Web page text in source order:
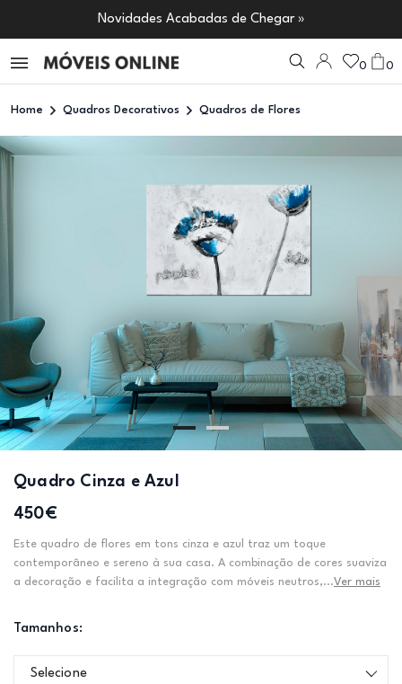
Novidades Acabadas de Chegar »
0 0
Home Quadros Decorativos Quadros de Flores
Quadro Cinza e Azul
450€
Este quadro de flores em tons cinza e azul traz um toque
contemporâneo e sereno à sua casa. A combinação de cores suaviza
a decoração e facilita a integração com móveis neutros,...Ver mais
Tamanhos:
Selecione